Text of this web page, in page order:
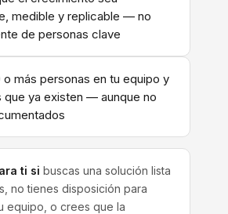
medible y replicable — no
de personas clave
o más personas en tu equipo y
que ya existen — aunque no
ti si buscas una solución lista
no tienes disposición para
equipo, o crees que la